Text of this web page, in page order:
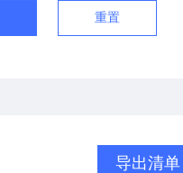
重置
导出清单